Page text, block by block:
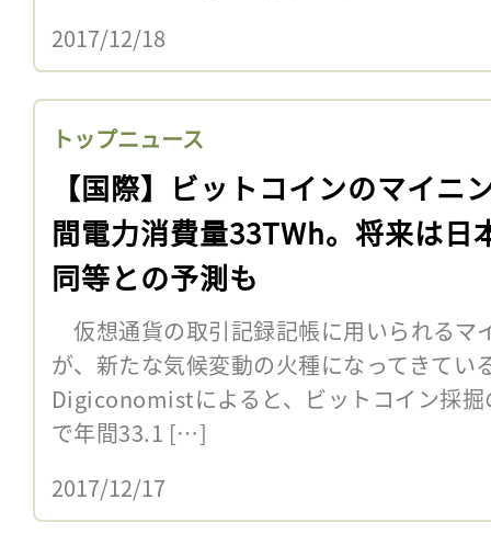
2017/12/18
トップニュース
【国際】ビットコインのマイニ
間電力消費量33TWh。将来は日
同等との予測も
仮想通貨の取引記録記帳に用いられるマ
が、新たな気候変動の火種になってきてい
Digiconomistによると、ビットコイン採
で年間33.1 […]
2017/12/17